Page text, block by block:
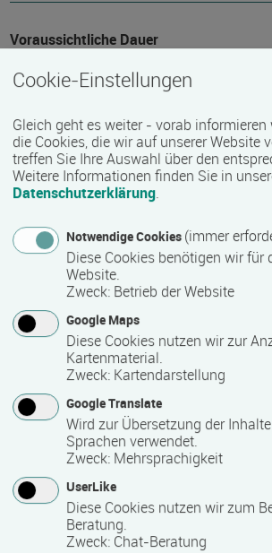
Voraussichtliche Dauer
1688 Stunde(n)
Termin
Termine auf Anfrage
Bemerkungen zum Termin
Die Qualifizierung läuft in Teilzeit.
Mindest­teilnehmer­anzahl
Maximale Teilnehmerzahl
Teilnahmegebühr
Cookie-Einstellungen
Gleich geht es weiter - vorab informieren
die Cookies, die wir auf unserer Website
treffen Sie Ihre Auswahl über den
Weitere Informationen finden Sie in
Datenschutzerklärung.
Notwendige Cookies (immer
Diese Cookies benötigen wir für
Website.
Zweck: Betrieb der Website
Google Maps
Diese Cookies nutzen wir zur
Kartenmaterial.
Zweck: Kartendarstellung
Google Translate
Wird zur Übersetzung der
Sprachen verwendet.
Zweck: Mehrsprachigkeit
UserLike
Diese Cookies nutzen wir zum
Beratung.
Zweck: Chat-Beratung